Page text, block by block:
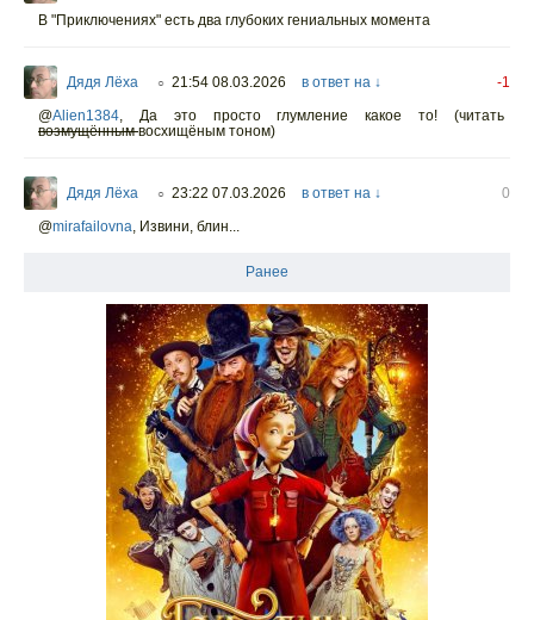
В "Приключениях" есть два глубоких гениальных момента
Дядя Лёха ○ 21:54 08.03.2026 в ответ на ↓
-1
@Alien1384, Да это просто глумление какое то! (читать
возмущённымвосхищёным тоном)
Дядя Лёха ○ 23:22 07.03.2026 в ответ на ↓
0
@mirafailovna, Извини, блин...
Ранее